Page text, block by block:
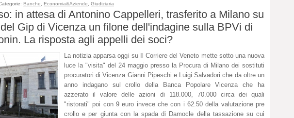
Banche, Economia&Aziende, Giudiziaria
in attesa di Antonino Cappelleri, trasferito a Milano su
Gip di Vicenza un filone dell'indagine sulla BPVi di
La risposta agli appelli dei soci?
La notizia apparsa oggi su Il Corriere del Veneto mette sotto una nuova
luce la "visita" del 24 maggio presso la Procura di Milano dei sostituti
procuratori di Vicenza Gianni Pipeschi e Luigi Salvadori che da oltre un
anno indagano sul crollo della Banca Popolare Vicenza che ha
azzerato il valore delle azioni di 118.000, 70.000 circa dei quali
"ristorati" poi con 9 euro invece che con i 62.50 della valutazione pre
crollo e per giunta con la spada di Damocle della tassazione su cui